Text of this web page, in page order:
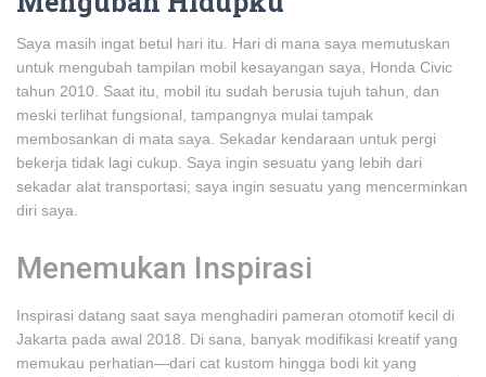
Saya masih ingat betul hari itu. Hari di mana saya memutuskan
untuk mengubah tampilan mobil kesayangan saya, Honda Civic
tahun 2010. Saat itu, mobil itu sudah berusia tujuh tahun, dan
meski terlihat fungsional, tampangnya mulai tampak
membosankan di mata saya. Sekadar kendaraan untuk pergi
bekerja tidak lagi cukup. Saya ingin sesuatu yang lebih dari
sekadar alat transportasi; saya ingin sesuatu yang mencerminkan
diri saya.
Menemukan Inspirasi
Inspirasi datang saat saya menghadiri pameran otomotif kecil di
Jakarta pada awal 2018. Di sana, banyak modifikasi kreatif yang
memukau perhatian—dari cat kustom hingga bodi kit yang